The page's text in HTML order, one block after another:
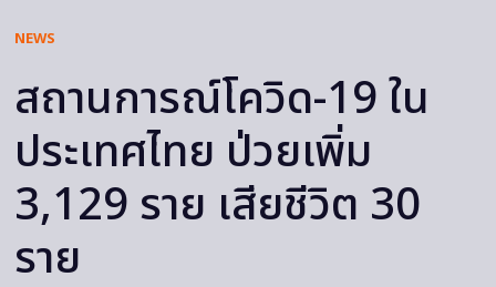
NEWS
สถานการณ์โควิด-19 ใน
ประเทศไทย ป่วยเพิ่ม
3,129 ราย เสียชีวิต 30
ราย